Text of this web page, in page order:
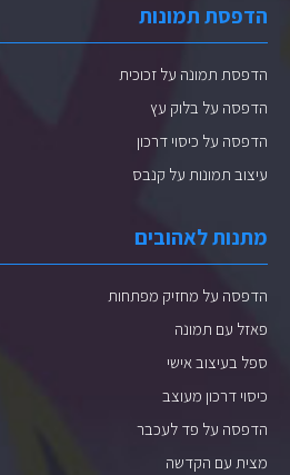
הדפסת תמונות
הדפסת תמונה על זכוכית
הדפסה על בלוק עץ
הדפסה על כיסוי דרכון
עיצוב תמונות על קנבס
מתנות לאהובים
הדפסה על מחזיק מפתחות
פאזל עם תמונה
ספל בעיצוב אישי
כיסוי דרכון מעוצב
הדפסה על פד לעכבר
מצית עם הקדשה